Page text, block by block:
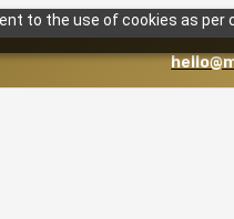
to the use of cookies as per